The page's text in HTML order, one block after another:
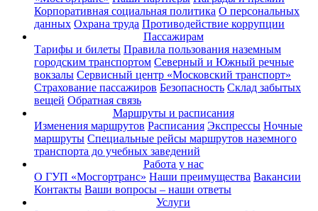
Корпоративная социальная политика О персональных
данных Охрана труда Противодействие коррупции
Пассажирам
Тарифы и билеты Правила пользования наземным
городским транспортом Северный и Южный речные
вокзалы Сервисный центр «Московский транспорт»
Страхование пассажиров Безопасность Склад забытых
вещей Обратная связь
Маршруты и расписания
Изменения маршрутов Расписания Экспрессы Ночные
маршруты Специальные рейсы маршрутов наземного
транспорта до учебных заведений
Работа у нас
О ГУП «Мосгортранс» Наши преимущества Вакансии
Контакты Ваши вопросы – наши ответы
Услуги